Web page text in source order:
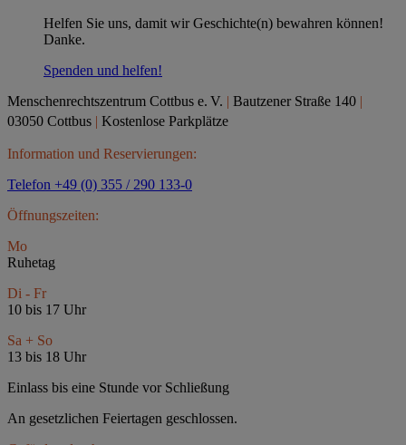
Helfen Sie uns, damit wir Geschichte(n) bewahren können!
Danke.
Spenden und helfen!
Menschenrechtszentrum Cottbus e. V. | Bautzener Straße 140 |
03050 Cottbus | Kostenlose Parkplätze
Information und Reservierungen:
Telefon +49 (0) 355 / 290 133-0
Öffnungszeiten:
Mo
Ruhetag
Di - Fr
10 bis 17 Uhr
Sa + So
13 bis 18 Uhr
Einlass bis eine Stunde vor Schließung
An gesetzlichen Feiertagen geschlossen.